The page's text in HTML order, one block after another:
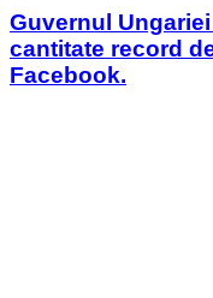
Guvernul
cantitate record
Facebook.